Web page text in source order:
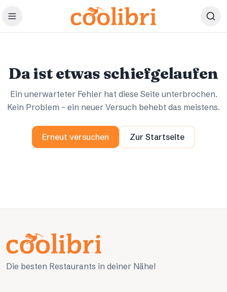
Zum Hauptinhalt springen
Da ist etwas schiefgelaufen
Ein unerwarteter Fehler hat diese Seite unterbrochen.
Kein Problem – ein neuer Versuch behebt das meistens.
Erneut versuchen Zur Startseite
Die besten Restaurants in deiner Nähe!